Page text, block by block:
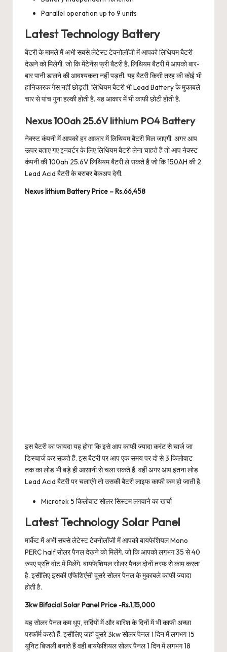
Parallel operation up to 9 units
Latest Technology Battery
बैटरी के मामले में अभी सबसे लेटेस्ट टेक्नोलॉजी में आपको लिथियम बैटरी
देखने को मिलेगी. जो कि मेंटेनेंस फ्री बैटरी है. लिथियम बैटरी में आपको बार-
बार पानी डालने की आवश्यकता नहीं पड़ती. यह बैटरी किसी तरह की कोई भी
हानिकारक गैस नहीं छोड़ती. लिथियम बैटरी भी Lead Battery के मुकाबले
चार से पांच गुना हल्की होती है. यह आकार में भी काफी छोटी होती है.
Nexus 100ah 25.6V lithium PO4 Battery
नेक्स्ट कंपनी में आपको हर आकार में लिथियम बैटरी मिल जाएगी. अगर आप
ऊपर बताए गए इनवर्टर के लिए लिथियम बैटरी लेना चाहते हैं तो आप नेक्स्ट
कंपनी की 100ah 25.6V लिथियम बैटरी ले सकते हैं जो कि 150AH की 2
Lead Acid बैटरी के बराबर बैकअप देगी.
Nexus lithium Battery Price – Rs.66,458
इस बैटरी का फायदा यह होगा कि इसे आप काफी ज्यादा करंट से चार्ज जा
डिस्चार्ज कर सकते हैं. इस बैटरी पर आप एक समय पर दो से 3 किलोवाट
तक का लोड भी बड़े ही आसानी से चला सकते हैं. वहीं अगर आप इतना लोड
Lead Acid बैटरी पर चलाएंगे तो उसकी बैटरी लाइफ काफी कम हो जाती है.
Microtek 5 किलोवाट सोलर सिस्टम लगवाने का खर्चा
Latest Technology Solar Panel
मार्केट में अभी सबसे लेटेस्ट टेक्नोलॉजी में आपको बायफेशियल Mono
PERC half सोलर पैनल देखने को मिलेंगे. जो कि आपको लगभग 35 से 40
रुपए प्रति वोट में मिलेंगे. बायफेशियल सोलर पैनल दोनों तरफ से काम करता
है. इसीलिए इसकी एफिशिएंसी दूसरे सोलर पैनल के मुकाबले काफी ज्यादा
होती है.
3kw Bifacial Solar Panel Price -Rs.1,15,000
यह सोलर पैनल कम धूप, सर्दियों में और बारिश के दिनों में भी काफी अच्छा
परफॉर्म करते हैं. इसीलिए जहां दूसरे 3kw सोलर पैनल 1 दिन में लगभग 15
यूनिट बिजली बनाते हैं वही बायफेशियल सोलर पैनल 1 दिन में लगभग 18